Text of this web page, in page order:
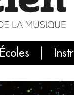
International